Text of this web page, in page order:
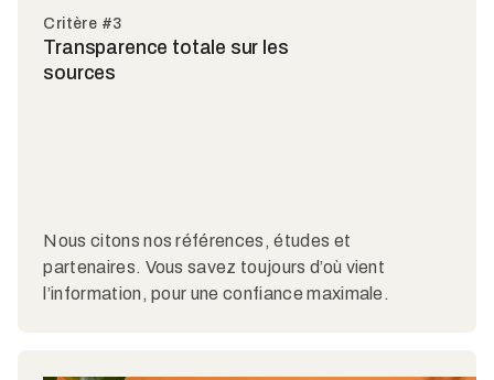
Critère #3
Transparence totale sur les
sources
Nous citons nos références, études et
partenaires. Vous savez toujours d’où vient
l’information, pour une confiance maximale.